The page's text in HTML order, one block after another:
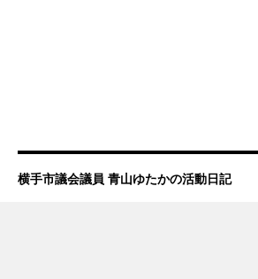
横手市議会議員 青山ゆたかの活動日記